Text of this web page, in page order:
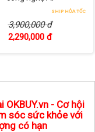
SHIP HỎA TỐC
3,900,000 đ
2,290,000 đ
- Cơ hội
sóc sức khỏe với
có hạn